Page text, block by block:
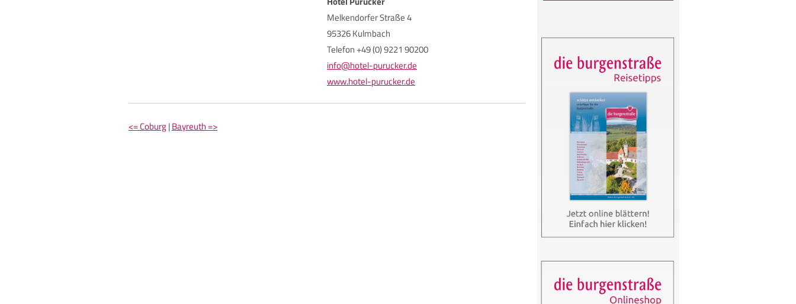
Melkendorfer Straße 4
95326 Kulmbach
Telefon +49 (0) 9221 90200
info@hotel-purucker.de
www.hotel-purucker.de
<= Coburg|Bayreuth =>